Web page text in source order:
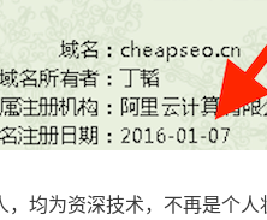
均为资深技术，不再是个